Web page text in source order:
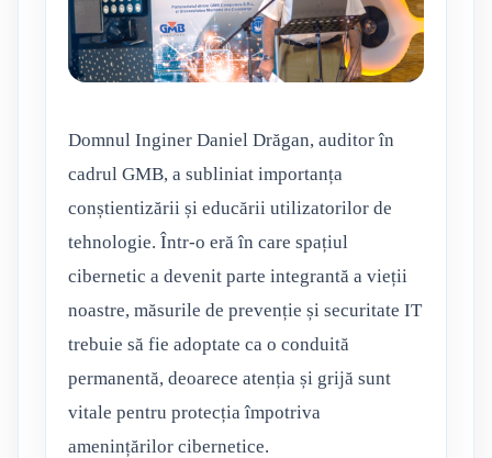
Domnul Inginer Daniel Drăgan, auditor în
cadrul GMB, a subliniat importanța
conștientizării și educării utilizatorilor de
tehnologie. Într-o eră în care spațiul
cibernetic a devenit parte integrantă a vieții
noastre, măsurile de prevenție și securitate IT
trebuie să fie adoptate ca o conduită
permanentă, deoarece atenția și grijă sunt
vitale pentru protecția împotriva
amenințărilor cibernetice.